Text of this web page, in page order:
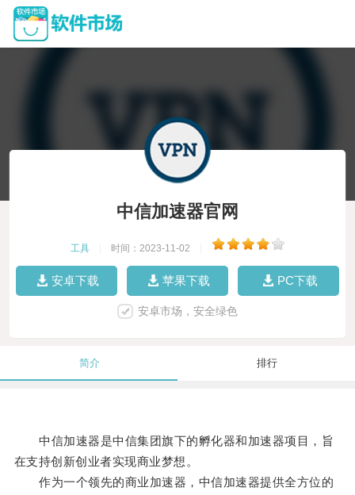
中信加速器官网
工具 时间：2023-11-02
安卓下载 苹果下载 PC下载
安卓市场，安全绿色
简介 排行
中信加速器是中信集团旗下的孵化器和加速器项目，旨
在支持创新创业者实现商业梦想。
作为一个领先的商业加速器，中信加速器提供全方位的